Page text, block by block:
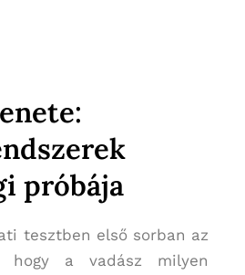
próbája
tesztben első sorban az
a vadász milyen